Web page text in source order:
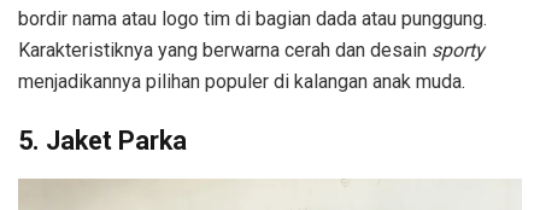
bordir nama atau logo tim di bagian dada atau punggung.
Karakteristiknya yang berwarna cerah dan desain sporty
menjadikannya pilihan populer di kalangan anak muda.
5. Jaket Parka